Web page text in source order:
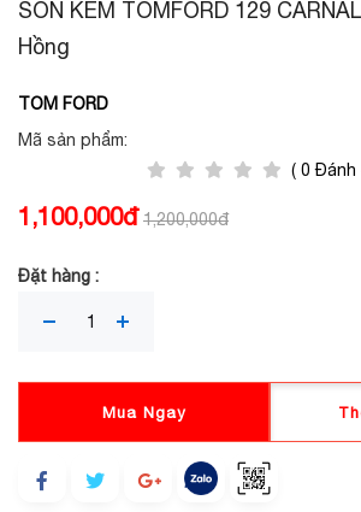
SON KEM TOMFORD 129
Hồng
TOM FORD
Mã sản phẩm:
( 0 Đánh
1,100,000đ 1,200,000đ
Đặt hàng :
Mua Ngay